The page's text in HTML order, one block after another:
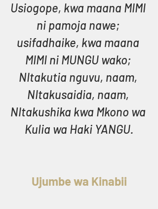
Usiogope, kwa maana MIMI
ni pamoja nawe;
usifadhaike, kwa maana
MIMI ni MUNGU wako;
NItakutia nguvu, naam,
NItakusaidia, naam,
NItakushika kwa Mkono wa
Kulia wa Haki YANGU.
Ujumbe wa Kinabii